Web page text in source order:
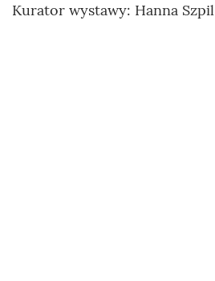
Kurator wystawy: Hanna Szpil